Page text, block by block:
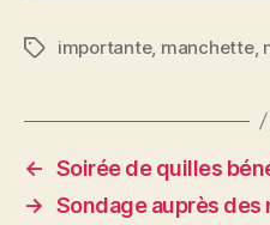
Étiquettes
importante, manchette,
← Soirée de quilles
→ Sondage auprès des